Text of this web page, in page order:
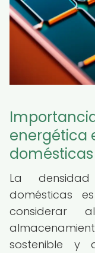
energética
domésticas
La
domésticas
considerar
sostenible y